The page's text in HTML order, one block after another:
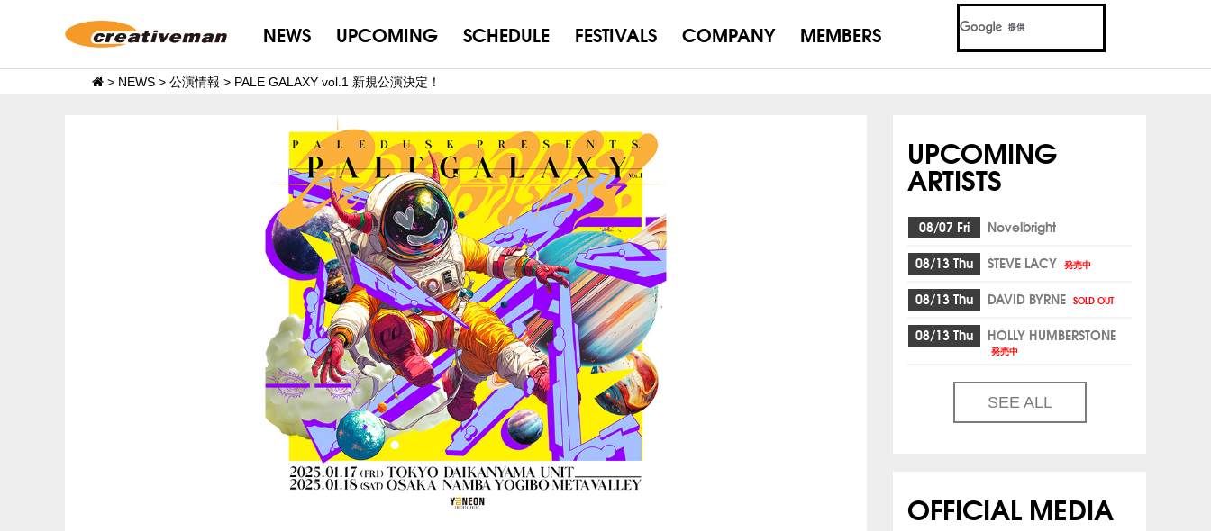
NEWS UPCOMING SCHEDULE FESTIVALS COMPANY MEMBERS
> NEWS > 公演情報 > PALE GALAXY vol.1 新規公演決定！
UPCOMING
ARTISTS
08/07 Fri
Novelbright
08/13 Thu
STEVE LACY 発売中
08/13 Thu DAVID BYRNE SOLD OUT
08/13 Thu HOLLY HUMBERSTONE
発売中
SEE ALL
OFFICIAL MEDIA